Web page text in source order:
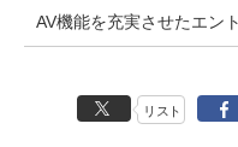
AV機能を充実させたエン
リスト